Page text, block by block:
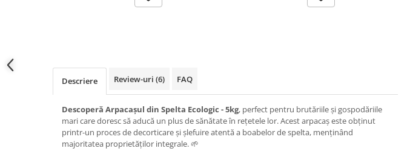
Descriere Review-uri (6) FAQ
Descoperă Arpacașul din Spelta Ecologic - 5kg, perfect pentru brutăriile și gospodăriile
mari care doresc să aducă un plus de sănătate în rețetele lor. Acest arpacaș este obținut
printr-un proces de decorticare și șlefuire atentă a boabelor de spelta, menținând
majoritatea proprietăților integrale. 🌱